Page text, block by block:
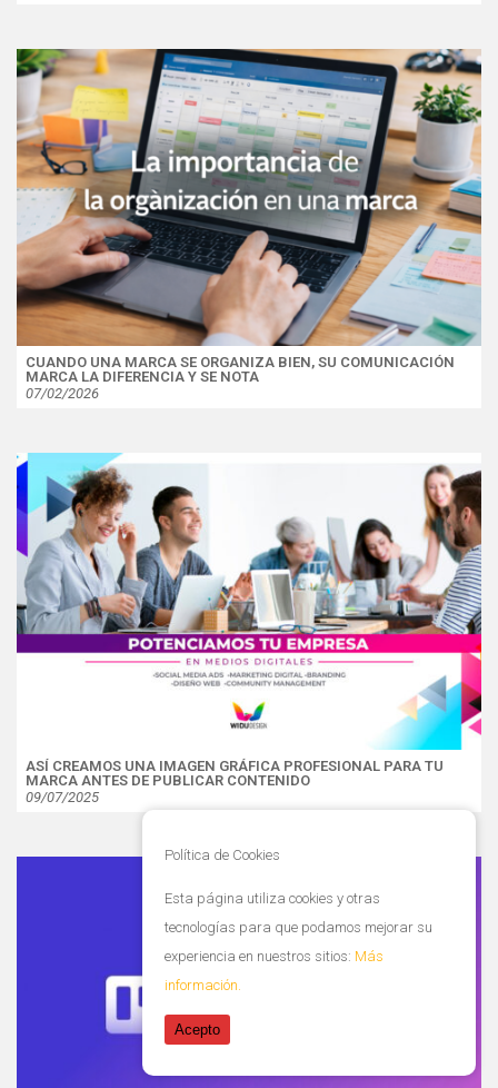
CUANDO UNA MARCA SE ORGANIZA BIEN, SU COMUNICACIÓN
MARCA LA DIFERENCIA Y SE NOTA
07/02/2026
ASÍ CREAMOS UNA IMAGEN GRÁFICA PROFESIONAL PARA TU
MARCA ANTES DE PUBLICAR CONTENIDO
09/07/2025
Política de Cookies
Esta página utiliza cookies y otras
tecnologías para que podamos mejorar su
experiencia en nuestros sitios: Más
información.
Acepto